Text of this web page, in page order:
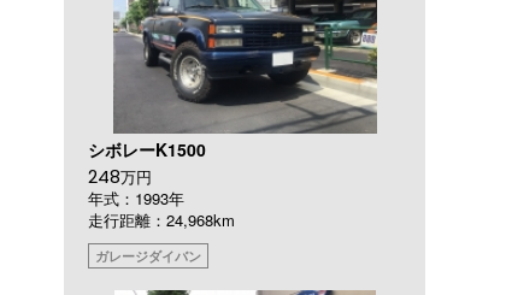
シボレーK1500
248万円
年式：1993年
走行距離：24,968km
ガレージダイバン